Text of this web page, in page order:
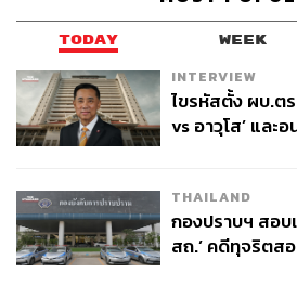
อย่างรอบด้าน ไม่ว่าจะเป็นภาวะน้ำท่
ทางเศรษฐกิจมหาศาล หรือวิกฤตภัยแ
40 ปี ซึ่งเคยทำให้ปริมาณน้ำในอ่างเก็
(เขตพัฒนาพิเศษภาคตะวันออก) ลดลง
% ของความจุของอ่างเท่านั้น
ทำให้ความมั่นคงทางทรัพยากรน้ำกล
ในขณะที่ความต้องการของการใช้น้
ปริมาณเพิ่มมากขึ้นทุกปี WHA
มาเป็นโจทย์ในการพัฒนาการบริหารจั
TODAY WEEK
INTERVIEW
ไขรหัสตั้ง ผบ.ต
vs อาวุโส’ และ
THAILAND
กองปราบฯ สอบ
สถ.’ คดีทุจริตส